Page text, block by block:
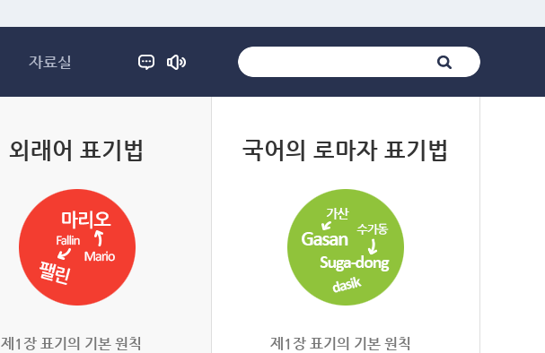
자료실
외래어 표기법
제1장 표기의 기본 원칙
국어의 로마자 표기법
제1장 표기의 기본 원칙